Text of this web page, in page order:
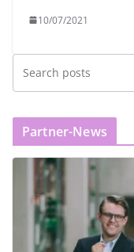
10/07/2021
Partner-News